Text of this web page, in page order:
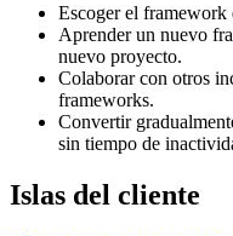
Escoger el framework
Aprender un nuevo
nuevo proyecto.
Colaborar con otros
frameworks.
Convertir
sin tiempo de
Islas del cliente